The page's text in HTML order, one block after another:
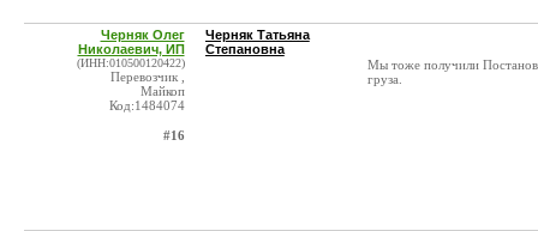
Черняк Олег
Николаевич, ИП
(ИНН:010500120422)
Перевозчик ,
Майкоп
Код:1484074
#16
Черняк Татьяна
Степановна
Мы тоже получили
груза.